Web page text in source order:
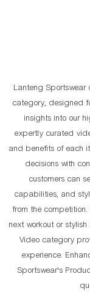
Lanteng
category, designed
insights into our
expertly curated
and benefits of each
decisions with
customers can
capabilities, and
from the
next workout or
Video category
experience.
Sportswear's